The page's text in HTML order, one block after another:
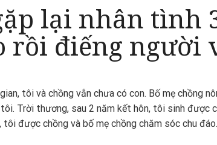
lại nhân tình
rồi điếng
tôi và chồng vẫn chưa có con. Bố mẹ chồng
Trời thương, sau 2 năm kết hôn, tôi sinh được
tôi được chồng và bố mẹ chồng chăm sóc chu